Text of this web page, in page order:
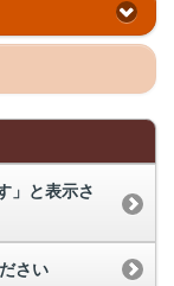
」と表示さ
さい